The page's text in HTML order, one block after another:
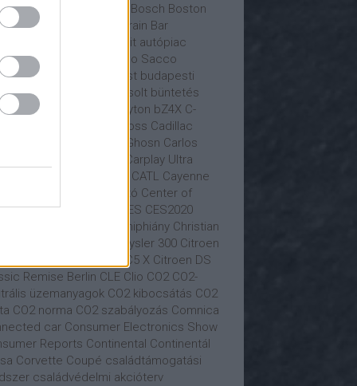
BMW X5 Bosch Boston
Group
Brain Bar
brit autópiac
Bruno Le Maire
Bruno Sacco
budapest Budapest budapesti
Bujáki Zsolt büntetés
Class
Byton bZ4X C-
C5 Aircross Cadillac
Carlos Ghosn Carlos
Carplay Ultra
CATL Cayenne
cégautó Center of
Management
CES CES2020
chiphiány Christian
Chrysler 300 Citroen
Citroen C5 X Citroen DS
Remise Berlin CLE Clio CO2 CO2-
üzemanyagok CO2 kibocsátás CO2
CO2 norma CO2 szabályozás Comnica
car Consumer Electronics Show
Reports Continental Continentál
Corvette Coupé családtámogatási
családvédelmi akcióterv